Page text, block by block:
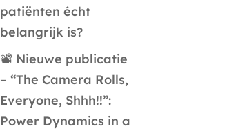
patiënten écht
belangrijk is?
📽️ Nieuwe publicatie
– “The Camera Rolls,
Everyone, Shhh!!”:
Power Dynamics in a